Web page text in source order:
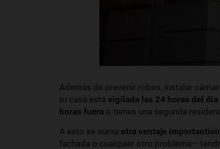
Además de prevenir robos, instalar
tu casa está vigilada las 24 horas del día
horas fuera o tienes una segunda
A esto se suma otra ventaja
fachada o cualquier otro problema—